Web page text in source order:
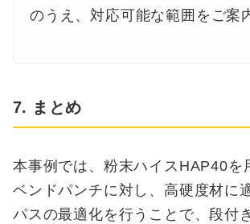
のうえ、対応可能な範囲をご案
7. まとめ
本事例では、粉末ハイスHAP40を
ベンドパンチに対し、高硬度材に
パスの最適化を行うことで、段付